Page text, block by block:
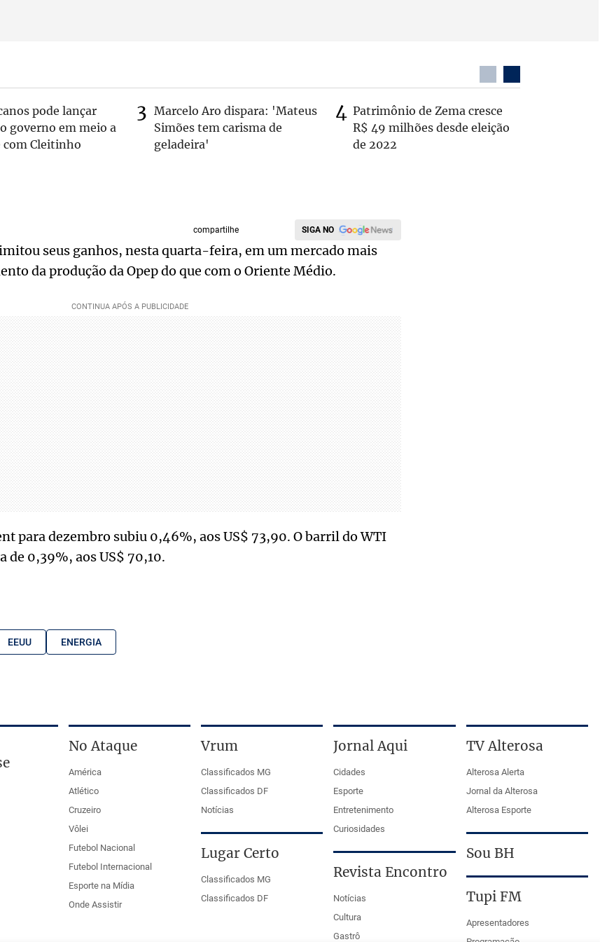
pode lançar
governo em meio a
com Cleitinho
Marcelo Aro dispara: 'Mateus
Simões tem carisma de
geladeira'
Patrimônio de Zema cresce
R$ 49 milhões desde eleição
de 2022
compartilhe SIGA NO
seus ganhos, nesta quarta-feira, em um mercado mais
da produção da Opep do que com o Oriente Médio.
para dezembro subiu 0,46%, aos US$ 73,90. O barril do WTI
de 0,39%, aos US$ 70,10.
EEUU ENERGIA
No Ataque
América
Atlético
Cruzeiro
Vôlei
Futebol Nacional
Futebol Internacional
Esporte na Mídia
Onde Assistir
Vrum
Classificados MG
Classificados DF
Notícias
Lugar Certo
Classificados MG
Classificados DF
Jornal Aqui
Cidades
Esporte
Entretenimento
Curiosidades
Revista Encontro
Notícias
Cultura
Gastrô
TV Alterosa
Alterosa Alerta
Jornal da Alterosa
Alterosa Esporte
Sou BH
Tupi FM
Apresentadores